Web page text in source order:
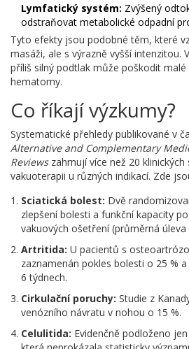
Lymfatický systém: Zvýšený
odstraňovat metabolické odpadní
Tyto efekty jsou podobné těm, které
masáži, ale s výrazně vyšší intenzitou.
příliš silný podtlak může poškodit
hematomy.
Co říkají výzkumy?
Systematické přehledy publikované v
Alternative and Complementary
Reviewszahrnují více než 20
vakuoterapii u různých indikací. Zde
Sciatická bolest: Dvě
zlepšení bolesti a funkční kapacity
vakuových ošetření (průměrná úleva
Artritida: U pacientů s
zaznamenán pokles bolesti o 25 %
6 týdnech.
Cirkulační poruchy: Studie z
venózního návratu v nohou o 15 %.
Celulitida: Evidenčně podloženo